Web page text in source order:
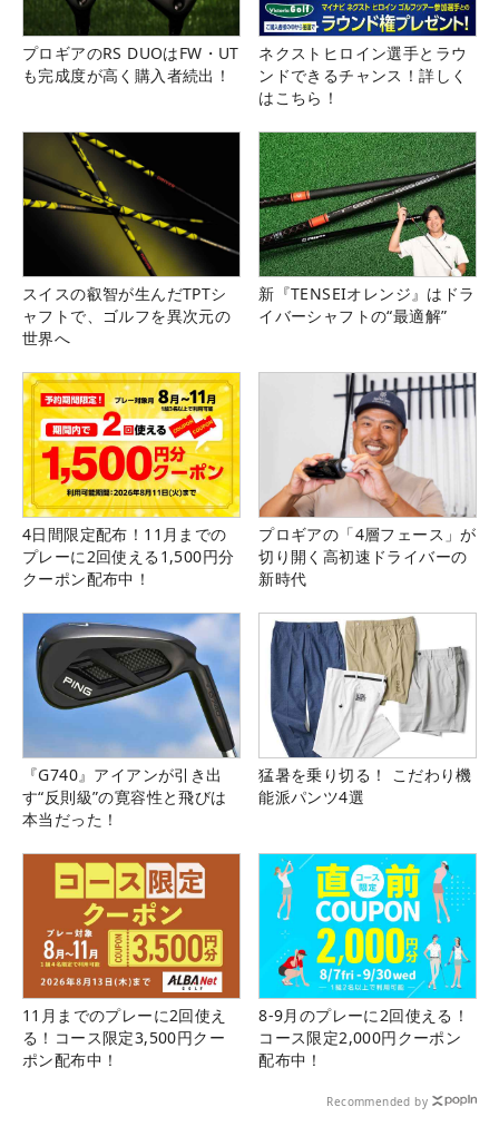
プロギアのRS DUOはFW・UT
も完成度が高く購入者続出！
ネクストヒロイン選手とラウ
ンドできるチャンス！詳しく
はこちら！
スイスの叡智が生んだTPTシ
ャフトで、ゴルフを異次元の
世界へ
新『TENSEIオレンジ』はドラ
イバーシャフトの“最適解”
4日間限定配布！11月までの
プレーに2回使える1,500円分
クーポン配布中！
プロギアの「4層フェース」が
切り開く高初速ドライバーの
新時代
『G740』アイアンが引き出
す“反則級”の寛容性と飛びは
本当だった！
猛暑を乗り切る！ こだわり機
能派パンツ4選
11月までのプレーに2回使え
る！コース限定3,500円クー
ポン配布中！
8-9月のプレーに2回使える！
コース限定2,000円クーポン
配布中！
Recommended by